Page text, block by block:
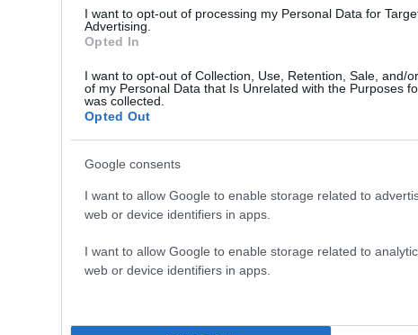
I want to opt-out of processing my Personal Data for
Advertising.
Opted In
I want to opt-out of Collection, Use, Retention, Sale, and/
of my Personal Data that Is Unrelated with the Purposes
was collected.
Opted Out
Google consents
I want to allow Google to enable storage related to
web or device identifiers in apps.
I want to allow Google to enable storage related to
web or device identifiers in apps.
Του Παύλου Αβραμόπουλου
Αλλαγής
αλλάξει την Ευρώπη. Του Παύλου